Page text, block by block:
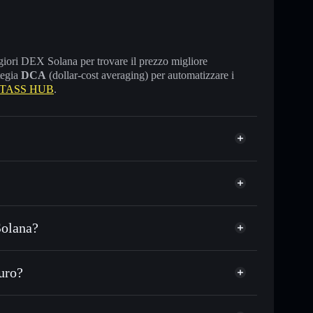
DEX Solana per trovare il prezzo migliore
DCA (dollar-cost averaging) per automatizzare i
HUB.
USDC o in migliaia di altri token Solana al prezzo
nel tempo
pubblicamente i wallet usando l’Aggregatore
TASS
wallet non-custodial Solflare